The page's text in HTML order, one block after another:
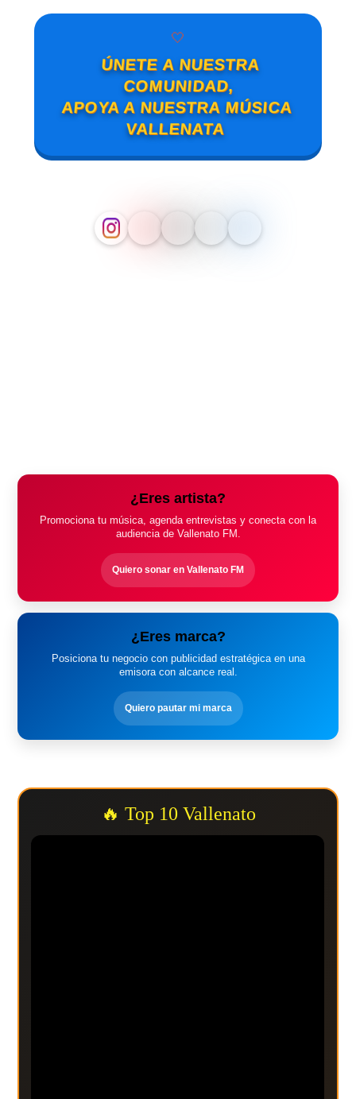
🤍
ÚNETE A NUESTRA
COMUNIDAD,
APOYA A NUESTRA MÚSICA
VALLENATA
¿Eres artista?
Promociona tu música, agenda entrevistas y conecta con la
audiencia de Vallenato FM.
Quiero sonar en Vallenato FM
¿Eres marca?
Posiciona tu negocio con publicidad estratégica en una
emisora con alcance real.
Quiero pautar mi marca
🔥 Top 10 Vallenato